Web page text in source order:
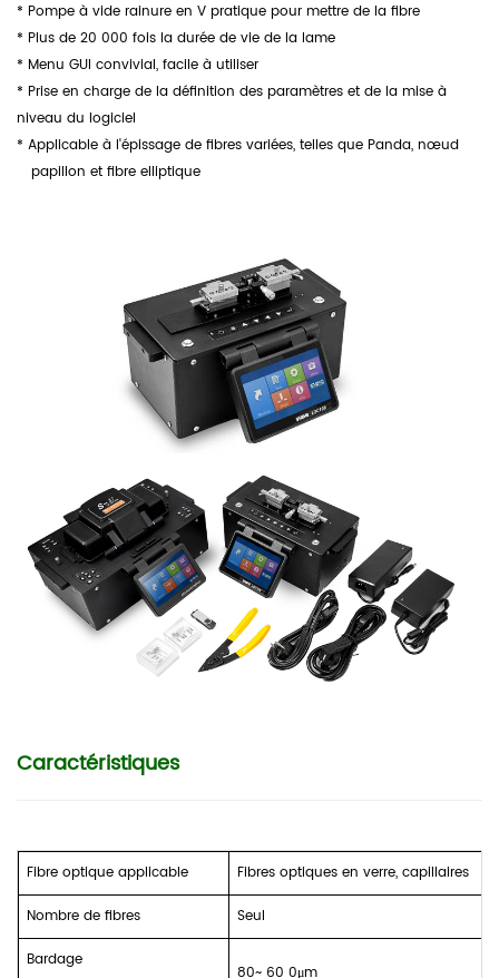
* Pompe à vide rainure en V pratique pour mettre de la fibre
* Plus de 20 000 fois la durée de vie de la lame
* Menu GUI convivial, facile à utiliser
* Prise en charge de la définition des paramètres et de la mise à
niveau du logiciel
* Applicable à l'épissage de fibres variées, telles que Panda, nœud
papillon et fibre elliptique
Caractéristiques
Fibre optique applicable Fibres optiques en verre, capillaires
Nombre de fibres Seul
Bardage
80~ 60 0μm